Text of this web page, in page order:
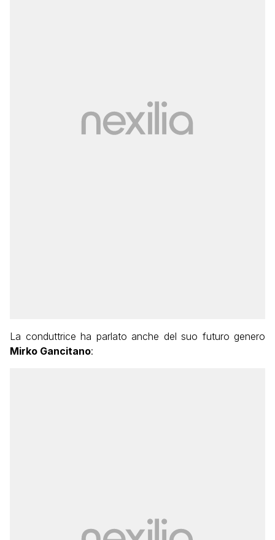
La conduttrice ha parlato anche del suo futuro genero
Mirko Gancitano: